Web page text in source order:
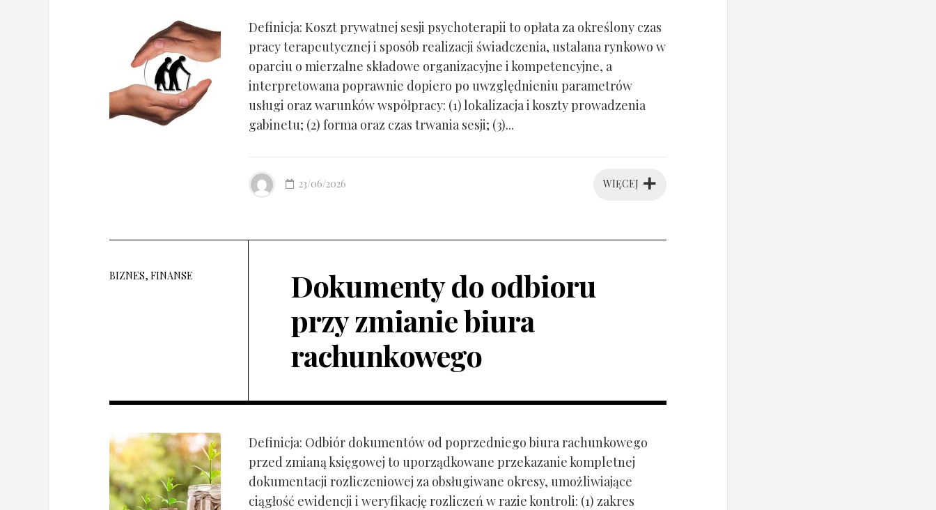
Definicja: Koszt prywatnej sesji psychoterapii to opłata za określony czas
pracy terapeutycznej i sposób realizacji świadczenia, ustalana rynkowo w
oparciu o mierzalne składowe organizacyjne i kompetencyjne, a
interpretowana poprawnie dopiero po uwzględnieniu parametrów
usługi oraz warunków współpracy: (1) lokalizacja i koszty prowadzenia
gabinetu; (2) forma oraz czas trwania sesji; (3)...
WIĘCEJ
23/06/2026
BIZNES, FINANSE
Dokumenty do odbioru
przy zmianie biura
rachunkowego
Definicja: Odbiór dokumentów od poprzedniego biura rachunkowego
przed zmianą księgowej to uporządkowane przekazanie kompletnej
dokumentacji rozliczeniowej za obsługiwane okresy, umożliwiające
ciągłość ewidencji i weryfikację rozliczeń w razie kontroli: (1) zakres